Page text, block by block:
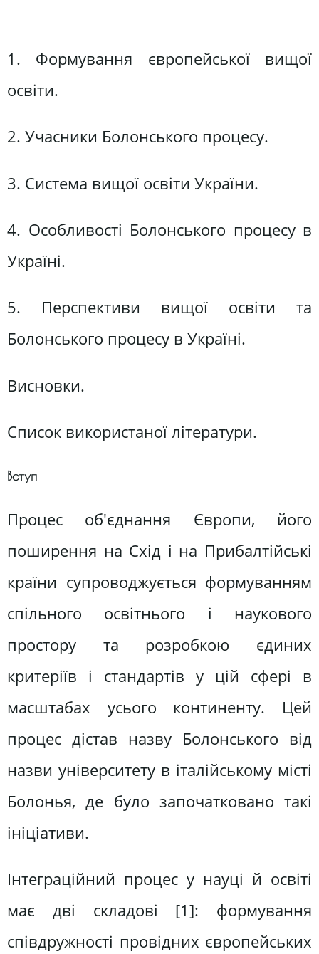
1. Формування європейської вищої
освіти.
2. Учасники Болонського процесу.
3. Система вищої освіти України.
4. Особливості Болонського процесу в
Україні.
5. Перспективи вищої освіти та
Болонського процесу в Україні.
Висновки.
Список використаної літератури.
Вступ
Процес об'єднання Європи, його
поширення на Схід і на Прибалтійські
країни супроводжується формуванням
спільного освітнього і наукового
простору та розробкою єдиних
критеріїв і стандартів у цій сфері в
масштабах усього континенту. Цей
процес дістав назву Болонського від
назви університету в італійському місті
Болонья, де було започатковано такі
ініціативи.
Інтеграційний процес у науці й освіті
має дві складові [1]: формування
співдружності провідних європейських